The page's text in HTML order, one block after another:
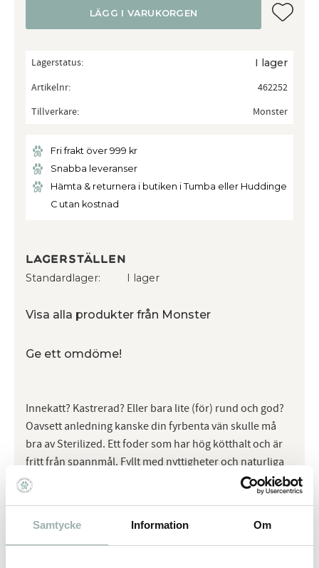
Samtycke Information Om
LÄGG I VARUKORGEN Lägg
Lagerstatus I lager
Artikelnr
462252
Tillverkare
Monster
Fri frakt över 999 kr
Snabba leveranser
Hämta & returnera i butiken i Tumba eller Huddinge
C utan kostnad
Lagerställen
Standardlager I lager
Visa alla produkter från Monster
Ge ett omdöme!
Innekatt? Kastrerad? Eller bara lite (för) rund och god?
Oavsett anledning kanske din fyrbenta vän skulle må
bra av Sterilized. Ett foder som har hög kötthalt och är
fritt från spannmål. Fyllt med nyttigheter och naturliga
ingredienser, men med låg fetthalt. Självklart utan att
tumma på den goda smaken!